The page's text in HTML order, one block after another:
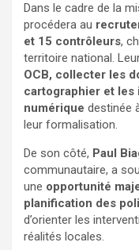
Dans le cadre de la
procédera au
et 15 contrôleurs,
territoire national.
OCB, collecter les
cartographier et les
numérique destinée
leur formalisation.
De son côté, Paul
communautaire, a
une opportunité
planification des
d’orienter les
réalités locales.